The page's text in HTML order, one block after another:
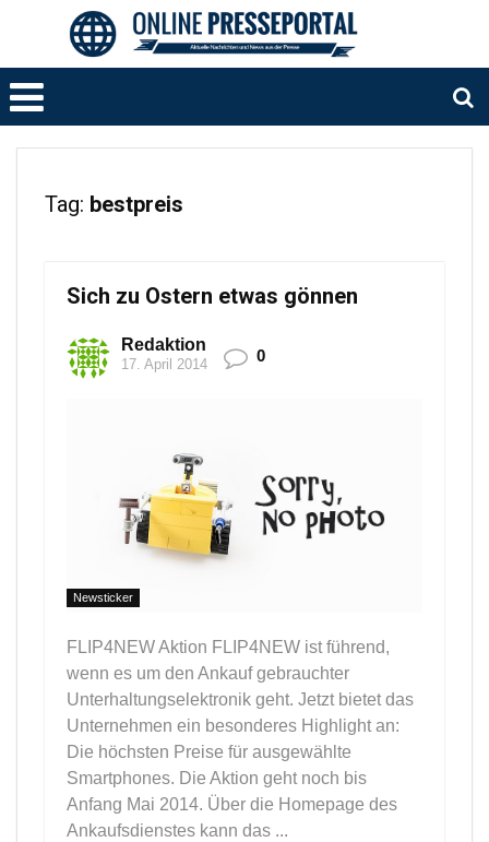
Tag: bestpreis
Sich zu Ostern etwas gönnen
Redaktion
17. April 2014 0
Newsticker
FLIP4NEW Aktion FLIP4NEW ist führend,
wenn es um den Ankauf gebrauchter
Unterhaltungselektronik geht. Jetzt bietet das
Unternehmen ein besonderes Highlight an:
Die höchsten Preise für ausgewählte
Smartphones. Die Aktion geht noch bis
Anfang Mai 2014. Über die Homepage des
Ankaufsdienstes kann das ...